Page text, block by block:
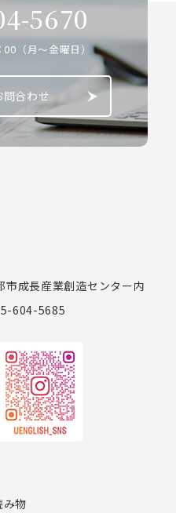
においても
に重要になっています。
明細書を作成する際の注
イントを実務視点から
下よりお願いいたしま
英語はワン・ツー・ス
並べて組み立てます。
語学習のできるだけ早
満載です。
タカナ語ルビで英語を
ょう。
Instagram（インスタグ
しました。
報を発信いたします。
5670
（月～金曜日）
問合わせ
成長産業創造センター内
604-5685
み物